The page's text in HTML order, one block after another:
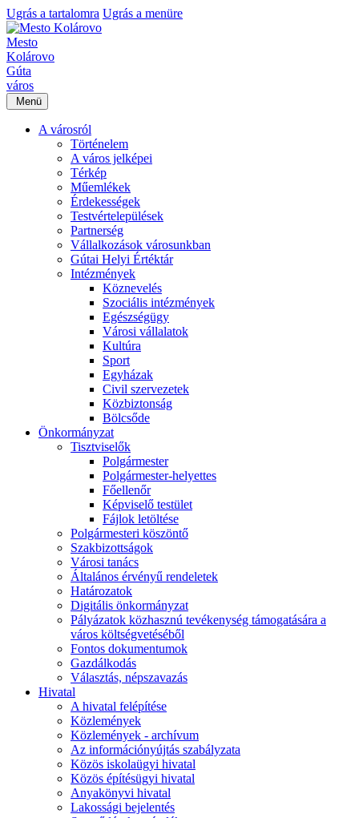
Ugrás a tartalomra Ugrás a menüre
Mesto
Kolárovo
Gúta
város
Menü
A városról
Történelem
A város jelképei
Térkép
Műemlékek
Érdekességek
Testvértelepülések
Partnerség
Vállalkozások városunkban
Gútai Helyi Értéktár
Intézmények
Köznevelés
Szociális intézmények
Egészségügy
Városi vállalatok
Kultúra
Sport
Egyházak
Civil szervezetek
Közbiztonság
Bölcsőde
Önkormányzat
Tisztviselők
Polgármester
Polgármester-helyettes
Főellenőr
Képviselő testület
Fájlok letöltése
Polgármesteri köszöntő
Szakbizottságok
Városi tanács
Általános érvényű rendeletek
Határozatok
Digitális önkormányzat
Pályázatok közhasznú tevékenység támogatására a
város költségvetéséből
Fontos dokumentumok
Gazdálkodás
Választás, népszavazás
Hivatal
A hivatal felépítése
Közlemények
Közlemények - archívum
Az információnyújtás szabályzata
Közös iskolaügyi hivatal
Közös építésügyi hivatal
Anyakönyvi hivatal
Lakossági bejelentés